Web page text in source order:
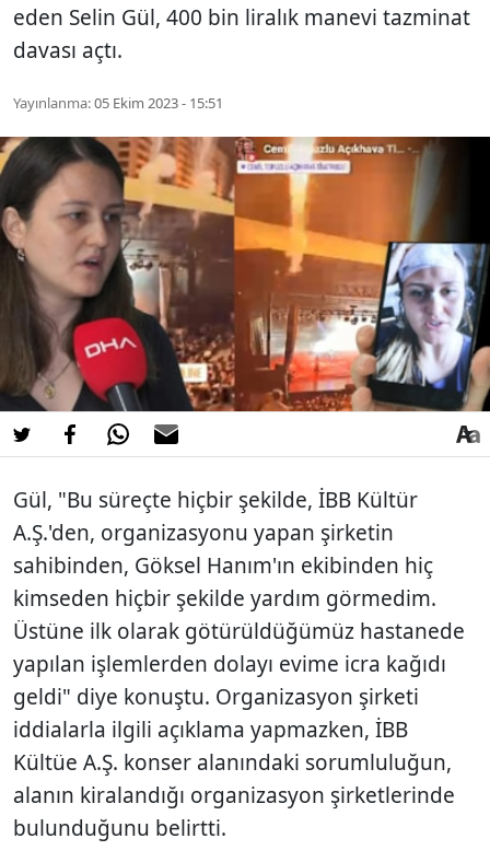
eden Selin Gül, 400 bin liralık manevi tazminat
davası açtı.
Yayınlanma:05 Ekim 2023 - 15:51
Gül, "Bu süreçte hiçbir şekilde, İBB Kültür
A.Ş.'den, organizasyonu yapan şirketin
sahibinden, Göksel Hanım'ın ekibinden hiç
kimseden hiçbir şekilde yardım görmedim.
Üstüne ilk olarak götürüldüğümüz hastanede
yapılan işlemlerden dolayı evime icra kağıdı
geldi" diye konuştu. Organizasyon şirketi
iddialarla ilgili açıklama yapmazken, İBB
Kültüe A.Ş. konser alanındaki sorumluluğun,
alanın kiralandığı organizasyon şirketlerinde
bulunduğunu belirtti.